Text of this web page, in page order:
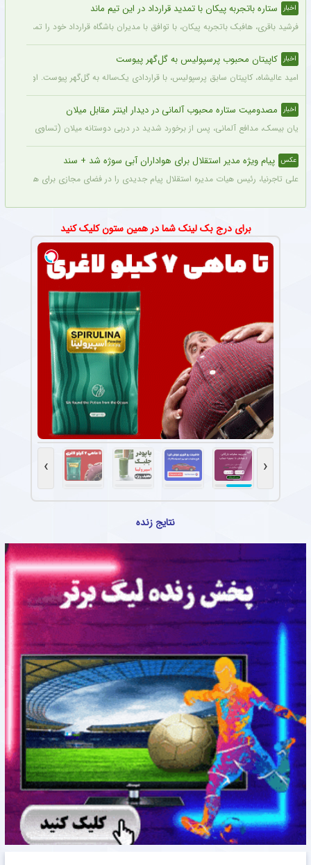
اخبار ستاره باتجربه پیکان با تمدید قرارداد در این تیم ماند
فرشید باقری، هافبک باتجربه پیکان، با توافق با مدیران باشگاه قرارداد خود را تمدید
اخبار کاپیتان محبوب پرسپولیس به گل‌گهر پیوست
امید عالیشاه، کاپیتان سابق پرسپولیس، با قراردادی یک‌ساله به گل‌گهر پیوست. او
اخبار مصدومیت ستاره محبوب آلمانی در دیدار اینتر مقابل میلان
یان بیسک، مدافع آلمانی، پس از برخورد شدید در دربی دوستانه میلان (تساوی ۱-۱) از ناحیه پشت سر آسیب دید.
عکس پیام ویژه مدیر استقلال برای هواداران آبی سوژه شد + سند
علی تاجرنیا، رئیس هیات مدیره استقلال پیام جدیدی را در فضای مجازی برای هواداران
برای درج بک لینک شما در همین ستون کلیک کنید
‹
›
نتایج زنده